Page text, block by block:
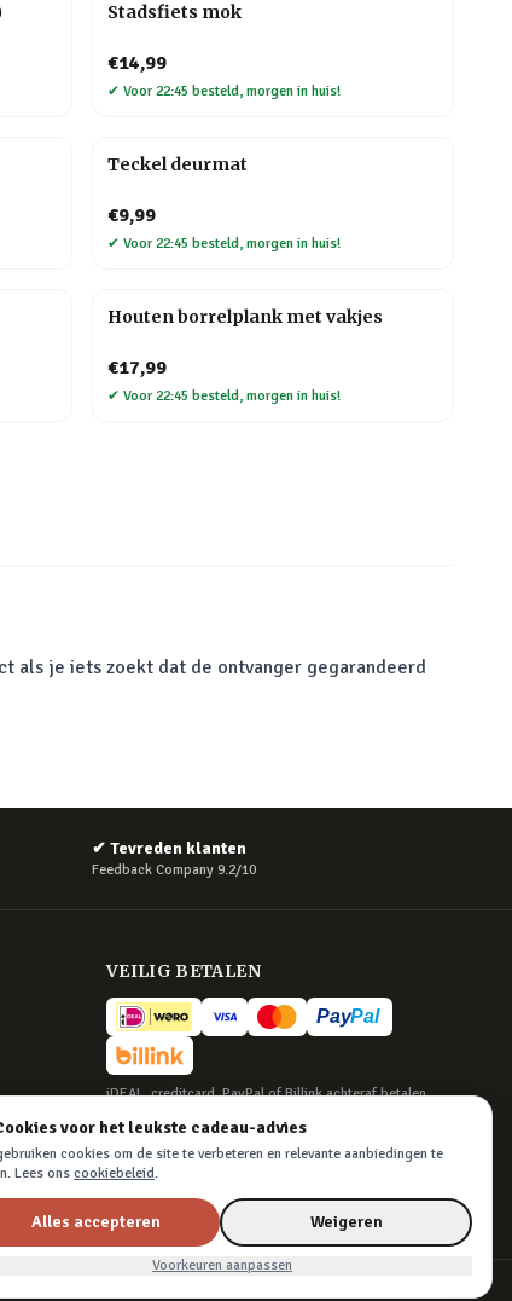
Stadsfiets mok
€14,99
✔ Voor 22:45 besteld, morgen in huis!
Teckel deurmat
€9,99
✔ Voor 22:45 besteld, morgen in huis!
Houten borrelplank met vakjes
€17,99
✔ Voor 22:45 besteld, morgen in huis!
als je iets zoekt dat de ontvanger gegarandeerd
✔ Tevreden klanten
Feedback Company 9.2/10
VEILIG BETALEN
iDEAL, creditcard, PayPal of Billink achteraf betalen
BEZORGING
Voor 22:45 besteld, morgen in huis. Tot 365
dagen retourneren.
voor het leukste cadeau-advies
cookies om de site te verbeteren en relevante aanbiedingen te
Lees ons cookiebeleid.
Alles accepteren Weigeren
Voorkeuren aanpassen